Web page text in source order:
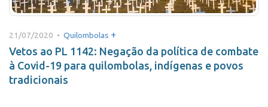
21/07/2020 • Quilombolas +
Vetos ao PL 1142: Negação da política de combate
à Covid-19 para quilombolas, indígenas e povos
tradicionais